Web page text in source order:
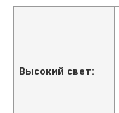
Высокий свет: